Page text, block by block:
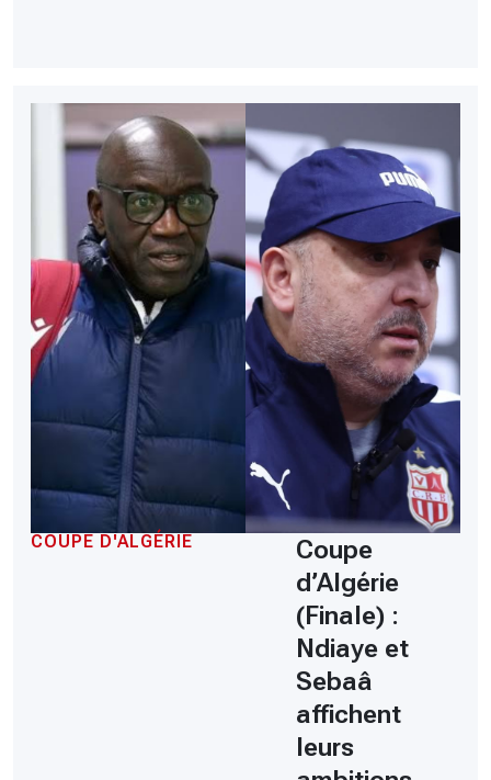
COUPE D'ALGÉRIE
Coupe
d’Algérie
(Finale) :
Ndiaye et
Sebaâ
affichent
leurs